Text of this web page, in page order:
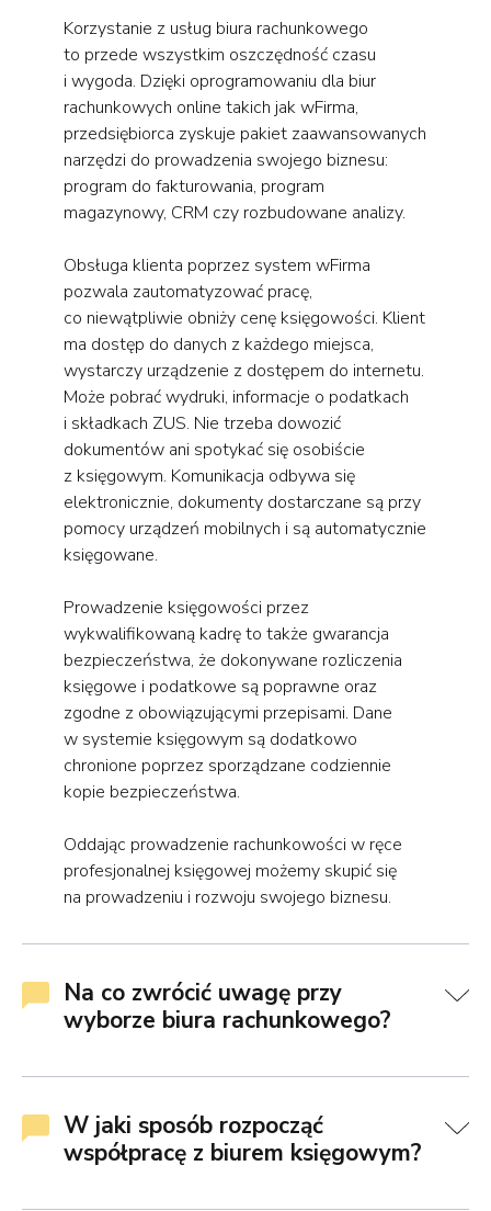
Korzystanie z usług biura rachunkowego
to przede wszystkim oszczędność czasu
i wygoda. Dzięki oprogramowaniu dla biur
rachunkowych online takich jak wFirma,
przedsiębiorca zyskuje pakiet zaawansowanych
narzędzi do prowadzenia swojego biznesu:
program do fakturowania, program
magazynowy, CRM czy rozbudowane analizy.
Obsługa klienta poprzez system wFirma
pozwala zautomatyzować pracę,
co niewątpliwie obniży cenę księgowości. Klient
ma dostęp do danych z każdego miejsca,
wystarczy urządzenie z dostępem do internetu.
Może pobrać wydruki, informacje o podatkach
i składkach ZUS. Nie trzeba dowozić
dokumentów ani spotykać się osobiście
z księgowym. Komunikacja odbywa się
elektronicznie, dokumenty dostarczane są przy
pomocy urządzeń mobilnych i są automatycznie
księgowane.
Prowadzenie księgowości przez
wykwalifikowaną kadrę to także gwarancja
bezpieczeństwa, że dokonywane rozliczenia
księgowe i podatkowe są poprawne oraz
zgodne z obowiązującymi przepisami. Dane
w systemie księgowym są dodatkowo
chronione poprzez sporządzane codziennie
kopie bezpieczeństwa.
Oddając prowadzenie rachunkowości w ręce
profesjonalnej księgowej możemy skupić się
na prowadzeniu i rozwoju swojego biznesu.
Na co zwrócić uwagę przy
wyborze biura rachunkowego?
W jaki sposób rozpocząć
współpracę z biurem księgowym?